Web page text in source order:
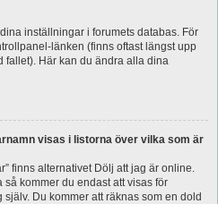
inställningar i forumets databas. För
länken (finns oftast längst upp
fallet). Här kan du ändra alla dina
visas i listorna över vilka som är
finns alternativet Dölj att jag är online.
kommer du endast att visas för
Du kommer att räknas som en dold